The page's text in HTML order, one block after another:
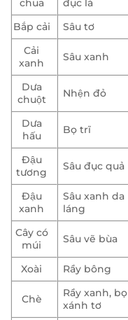
chua
đục lá
Bắp cải
Sâu tơ
Cải
xanh
Sâu xanh
Dưa
chuột
Nhện đỏ
Dưa
hấu
Bọ trĩ
Đậu
tương
Sâu đục quả
Đậu
xanh
Sâu xanh da
láng
Cây có
múi
Sâu vẽ bùa
Xoài Rầy bông
Chè
Rầy xanh, bọ
xánh tơ